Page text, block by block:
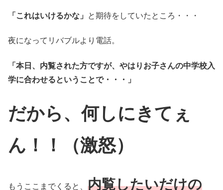
「これはいけるかな」 と期待をしていたところ・・・
夜になってリバブルより電話。
「本日、内覧された方ですが、やはりお子さんの中学校入
学に合わせるということで・・・」
だから、何しにきてぇ
ん ！！ （激怒）
もうここまでくると、 内覧したいだけの